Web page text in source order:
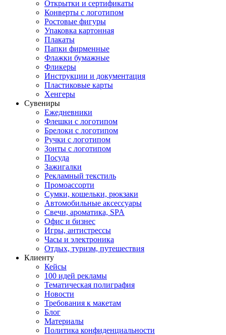
Открытки и сертификаты
Конверты с логотипом
Ростовые фигуры
Упаковка картонная
Плакаты
Папки фирменные
Флажки бумажные
Фликеры
Инструкции и документация
Пластиковые карты
Хенгеры
Сувениры
Ежедневники
Флешки с логотипом
Брелоки с логотипом
Ручки с логотипом
Зонты с логотипом
Посуда
Зажигалки
Рекламный текстиль
Промоассорти
Сумки, кошельки, рюкзаки
Автомобильные аксессуары
Свечи, ароматика, SPA
Офис и бизнес
Игры, антистрессы
Часы и электроника
Отдых, туризм, путешествия
Клиенту
Кейсы
100 идей рекламы
Тематическая полиграфия
Новости
Требования к макетам
Блог
Материалы
Политика конфиденциальности